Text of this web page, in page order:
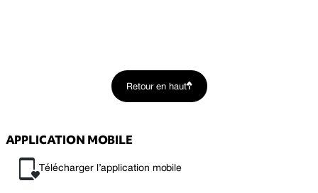
Retour en haut
APPLICATION MOBILE
Télécharger l’application mobile